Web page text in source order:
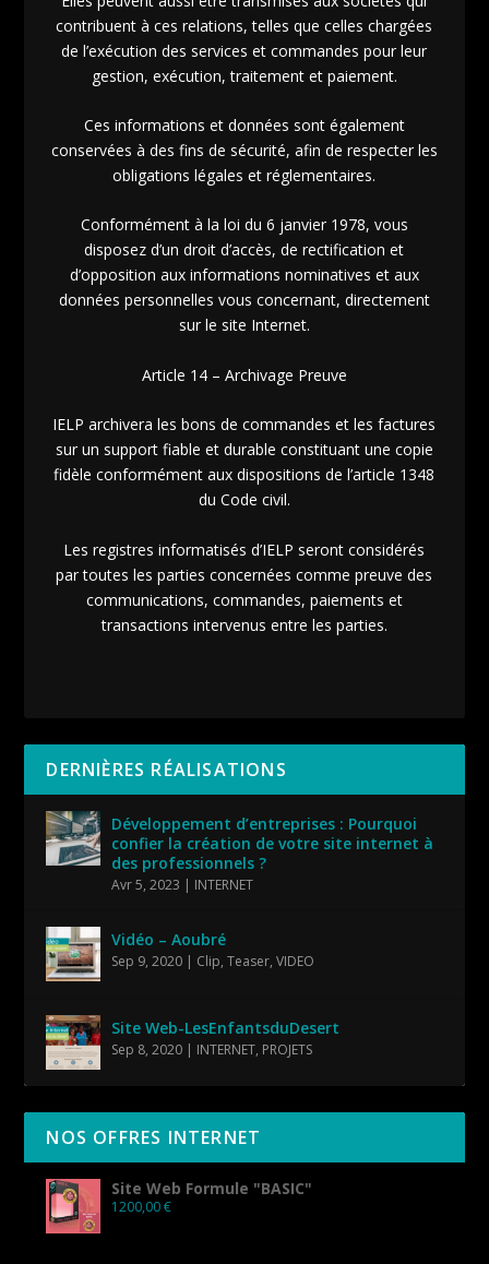
contribuent à ces relations, telles que celles chargées
de l’exécution des services et commandes pour leur
gestion, exécution, traitement et paiement.
Ces informations et données sont également
conservées à des fins de sécurité, afin de respecter les
obligations légales et réglementaires.
Conformément à la loi du 6 janvier 1978, vous
disposez d’un droit d’accès, de rectification et
d’opposition aux informations nominatives et aux
données personnelles vous concernant, directement
sur le site Internet.
Article 14 – Archivage Preuve
IELP archivera les bons de commandes et les factures
sur un support fiable et durable constituant une copie
fidèle conformément aux dispositions de l’article 1348
du Code civil.
Les registres informatisés d’IELP seront considérés
par toutes les parties concernées comme preuve des
communications, commandes, paiements et
transactions intervenus entre les parties.
DERNIÈRES RÉALISATIONS
Développement d’entreprises : Pourquoi
confier la création de votre site internet à
des professionnels ?
Avr 5, 2023 | INTERNET
Vidéo – Aoubré
Sep 9, 2020 | Clip,Teaser,VIDEO
Site Web-LesEnfantsduDesert
Sep 8, 2020 | INTERNET, PROJETS
NOS OFFRES INTERNET
Site Web Formule "BASIC"
1200,00€